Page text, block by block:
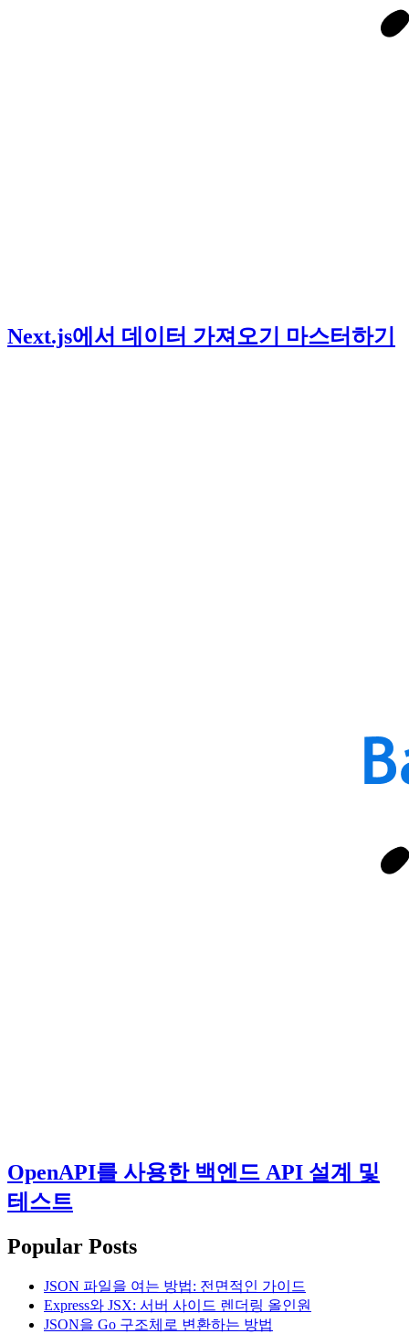
Next.js에서 데이터 가져오기 마스터하기
OpenAPI를 사용한 백엔드 API 설계 및
테스트
Popular Posts
JSON 파일을 여는 방법: 전면적인 가이드
Express와 JSX: 서버 사이드 렌더링 올인원
JSON을 Go 구조체로 변환하는 방법